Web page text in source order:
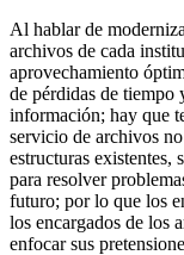
Al hablar de
archivos de cada
aprovechamiento
de pérdidas de tiempo
información; hay que
servicio de archivos
estructuras existentes,
para resolver
futuro; por lo que los
los en­cargados de los
enfocar sus